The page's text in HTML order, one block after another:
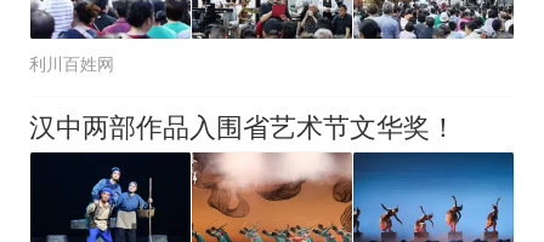
利川百姓网
汉中两部作品入围省艺术节文华奖！